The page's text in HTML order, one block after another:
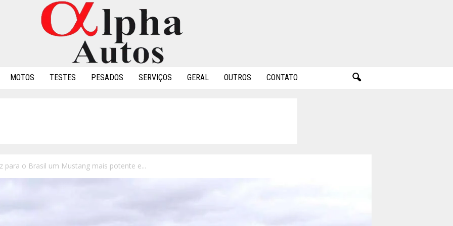
MOTOS TESTES PESADOS SERVIÇOS GERAL OUTROS CONTATO
para o Brasil um Mustang mais potente e...